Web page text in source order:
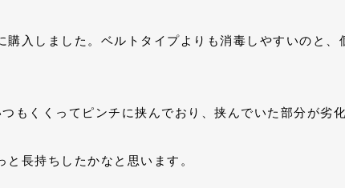
購入しました。ベルトタイプよりも消毒しやすいのと、
もくくってピンチに挟んでおり、挟んでいた部分が劣
長持ちしたかなと思います。